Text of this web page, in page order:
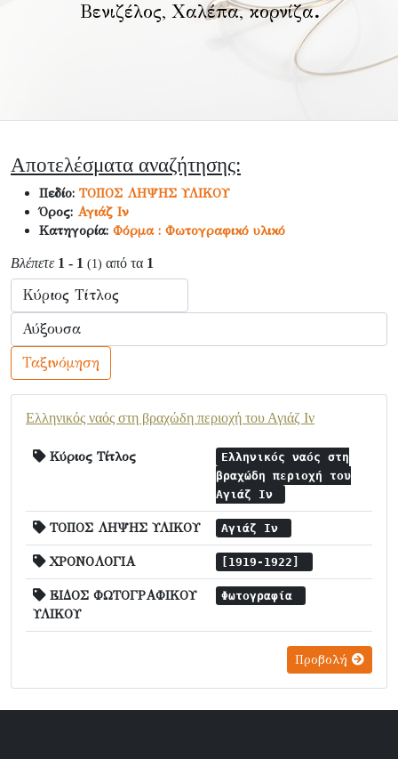
Βενιζέλος, Χαλέπα, κορνίζα.
Αποτελέσματα αναζήτησης:
Πεδίο: ΤΟΠΟΣ ΛΗΨΗΣ ΥΛΙΚΟΥ
Όρος: Αγιάζ Ιν
Κατηγορία: Φόρμα : Φωτογραφικό υλικό
Βλέπετε 1 - 1 (1) από τα 1
Ταξινόμηση
Ελληνικός ναός στη βραχώδη περιοχή του Αγιάζ Ιν
Κύριος Τίτλος
Ελληνικός ναός στη
βραχώδη περιοχή του
Αγιάζ Ιν
ΤΟΠΟΣ ΛΗΨΗΣ ΥΛΙΚΟΥ Αγιάζ Ιν
ΧΡΟΝΟΛΟΓΙΑ [1919-1922]
ΕΙΔΟΣ ΦΩΤΟΓΡΑΦΙΚΟΥ
ΥΛΙΚΟΥ
Φωτογραφία
Προβολή